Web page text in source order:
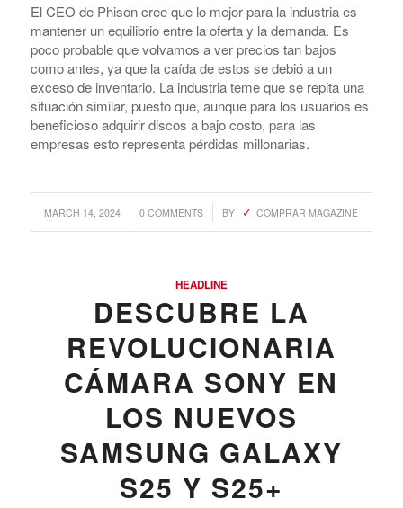
El CEO de Phison cree que lo mejor para la industria es
mantener un equilibrio entre la oferta y la demanda. Es
poco probable que volvamos a ver precios tan bajos
como antes, ya que la caída de estos se debió a un
exceso de inventario. La industria teme que se repita una
situación similar, puesto que, aunque para los usuarios es
beneficioso adquirir discos a bajo costo, para las
empresas esto representa pérdidas millonarias.
MARCH 14, 2024
/ 0 COMMENTS
/ BY COMPRAR MAGAZINE
HEADLINE
DESCUBRE LA
REVOLUCIONARIA
CÁMARA SONY EN
LOS NUEVOS
SAMSUNG GALAXY
S25 Y S25+